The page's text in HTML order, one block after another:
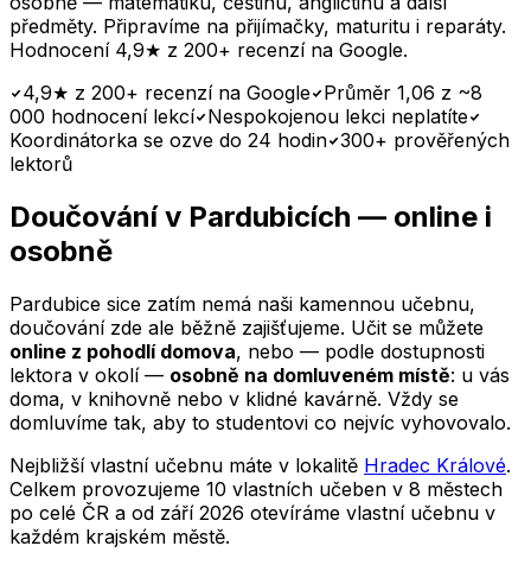
předměty. Připravíme na přijímačky, maturitu i reparáty.
Hodnocení 4,9★ z 200+ recenzí na Google.
4,9★ z 200+ recenzí na Google Průměr 1,06 z ~8
000 hodnocení lekcí Nespokojenou lekci neplatíte
Koordinátorka se ozve do 24 hodin 300+ prověřených
lektorů
Doučovánív Pardubicích — online i
osobně
Pardubice sice zatím nemá naši kamennou učebnu,
doučování zde ale běžně zajišťujeme. Učit se můžete
online z pohodlí domova, nebo — podle dostupnosti
lektora v okolí — osobně na domluveném místě: u vás
doma, v knihovně nebo v klidné kavárně. Vždy se
domluvíme tak, aby to studentovi co nejvíc vyhovovalo.
Nejbližší vlastní učebnu máte v lokalitě Hradec Králové.
Celkem provozujeme 10 vlastních učeben v 8 městech
po celé ČR a od září 2026 otevíráme vlastní učebnu v
každém krajském městě.